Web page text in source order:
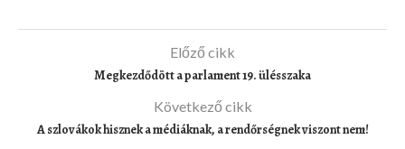
Előző cikk
Megkezdődött a parlament 19. ülésszaka
Következő cikk
A szlovákok hisznek a médiáknak, a rendőrségnek viszont nem!